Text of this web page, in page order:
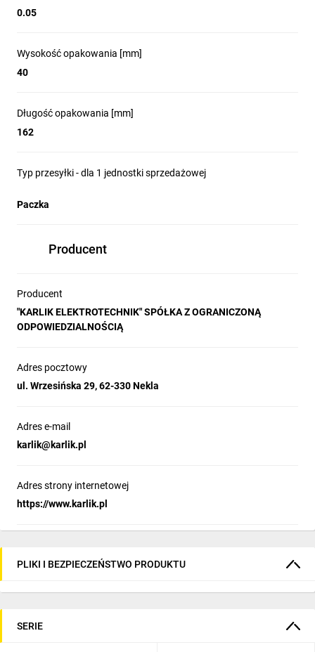
0.05
Wysokość opakowania [mm]
40
Długość opakowania [mm]
162
Typ przesyłki - dla 1 jednostki sprzedażowej
Paczka
Producent
Producent
"KARLIK ELEKTROTECHNIK" SPÓŁKA Z OGRANICZONĄ
ODPOWIEDZIALNOŚCIĄ
Adres pocztowy
ul. Wrzesińska 29, 62-330 Nekla
Adres e-mail
karlik@karlik.pl
Adres strony internetowej
https://www.karlik.pl
PLIKI I BEZPIECZEŃSTWO PRODUKTU
SERIE